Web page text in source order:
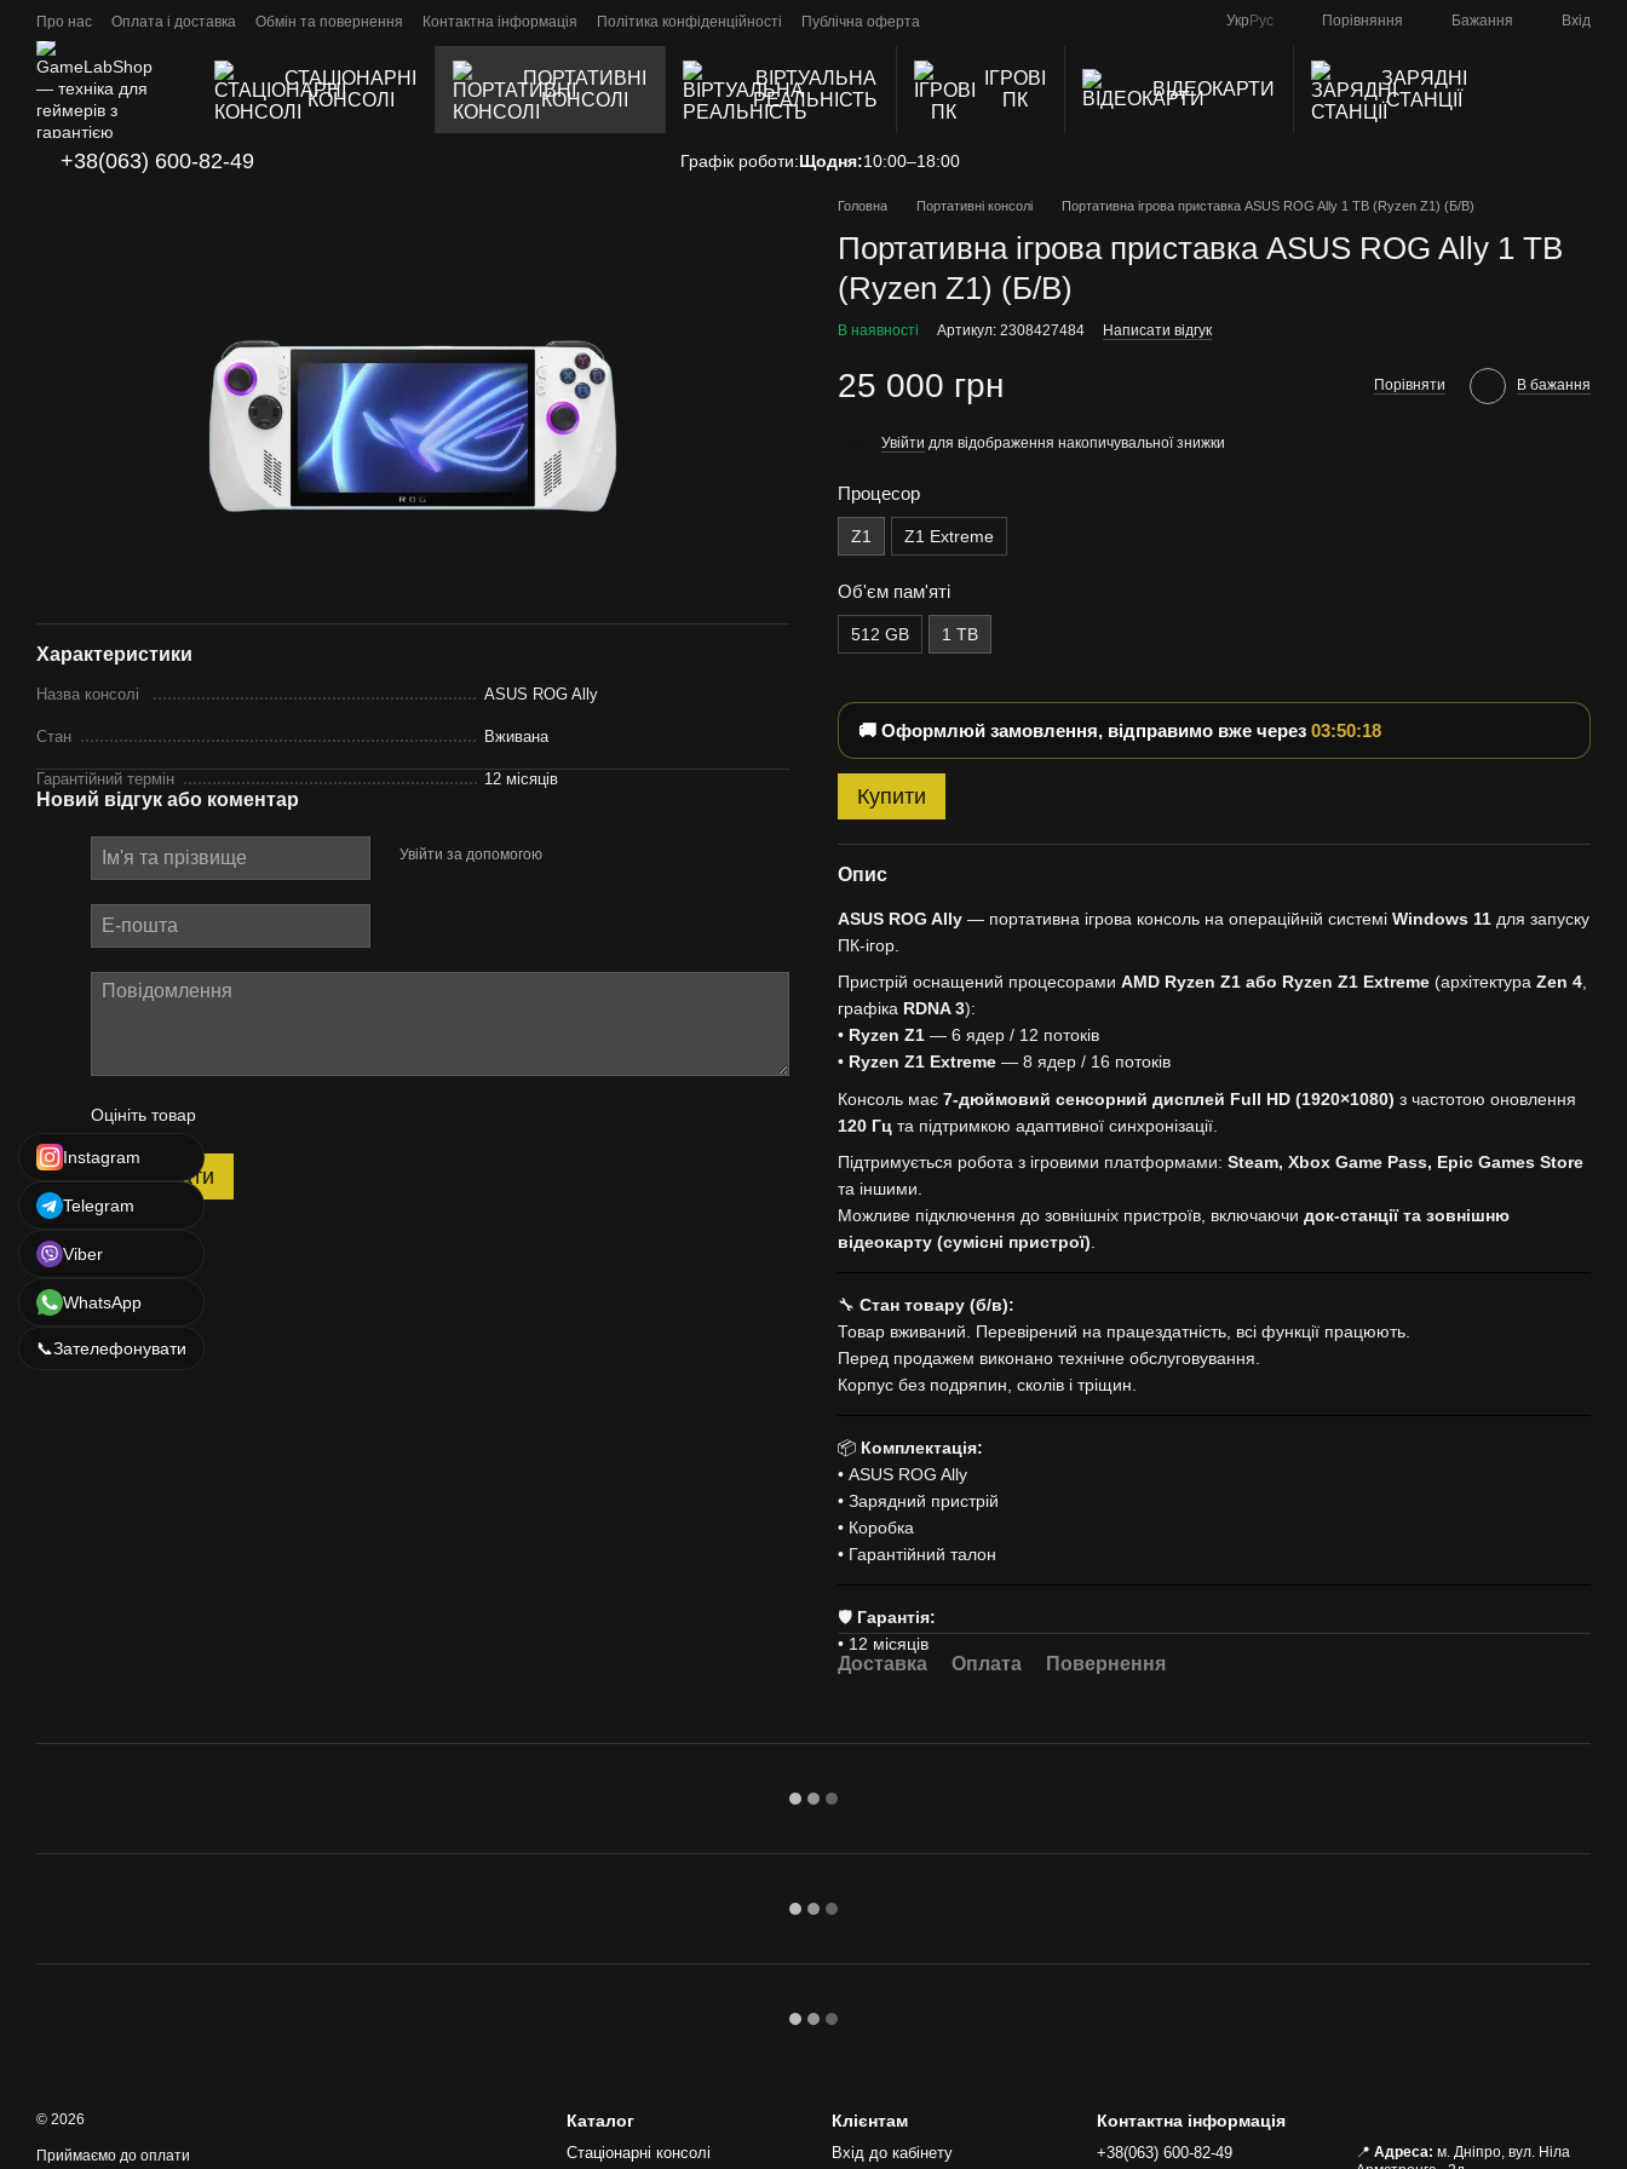
Перейти до основного контенту
Про нас Оплата і доставка Обмін та повернення Контактна інформація Політика конфіденційності Публічна оферта Укр Рус Порівняння Бажання Вхід
СТАЦІОНАРНІ
КОНСОЛІ
ПОРТАТИВНІ
КОНСОЛІ
ВІРТУАЛЬНА
РЕАЛЬНІСТЬ
ІГРОВІ
ПК
ВІДЕОКАРТИ
ЗАРЯДНІ
СТАНЦІЇ
+38(063) 600-82-49 Графік роботи:Щодня:10:00–18:00
Характеристики
Назва консолі ASUS ROG Ally
Стан Вживана
Гарантійний термін 12 місяців
Новий відгук або коментар
Увійти за допомогою
Оцініть товар
Надіслати
Головна Портативні консолі Портативна ігрова приставка ASUS ROG Ally 1 TB (Ryzen Z1) (Б/В)
Портативна ігрова приставка ASUS ROG Ally 1 TB
(Ryzen Z1) (Б/В)
В наявності Артикул: 2308427484 Написати відгук
25 000 грн Порівняти В бажання
Увійти для відображення накопичувальної знижки
Процесор
Z1 Z1 Extreme
Об'єм пам'яті
512 GB 1 TB
🚚 Оформлюй замовлення, відправимо вже через 03:50:18
Купити
Опис
ASUS ROG Ally — портативна ігрова консоль на операційній системі Windows 11 для запуску
ПК-ігор.
Пристрій оснащений процесорами AMD Ryzen Z1 або Ryzen Z1 Extreme (архітектура Zen 4,
графіка RDNA 3):
• Ryzen Z1 — 6 ядер / 12 потоків
• Ryzen Z1 Extreme — 8 ядер / 16 потоків
Консоль має 7-дюймовий сенсорний дисплей Full HD (1920×1080) з частотою оновлення
120 Гц та підтримкою адаптивної синхронізації.
Підтримується робота з ігровими платформами: Steam, Xbox Game Pass, Epic Games Store
та іншими.
Можливе підключення до зовнішніх пристроїв, включаючи док-станції та зовнішню
відеокарту (сумісні пристрої)
🔧 Стан товару (б/в):
Товар вживаний. Перевірений на працездатність, всі функції працюють.
Перед продажем виконано технічне обслуговування.
Корпус без подряпин, сколів і тріщин.
📦 Комплектація:
• ASUS ROG Ally
• Зарядний пристрій
• Коробка
• Гарантійний талон
🛡 Гарантія:
• 12 місяців
Доставка Оплата Повернення
© 2026
Приймаємо до оплати
Каталог
Стаціонарні консолі
Клієнтам
Вхід до кабінету
Контактна інформація
+38(063) 600-82-49 📍 Адреса: м. Дніпро, вул. Ніла
Instagram
Telegram
Viber
WhatsApp
📞Зателефонувати